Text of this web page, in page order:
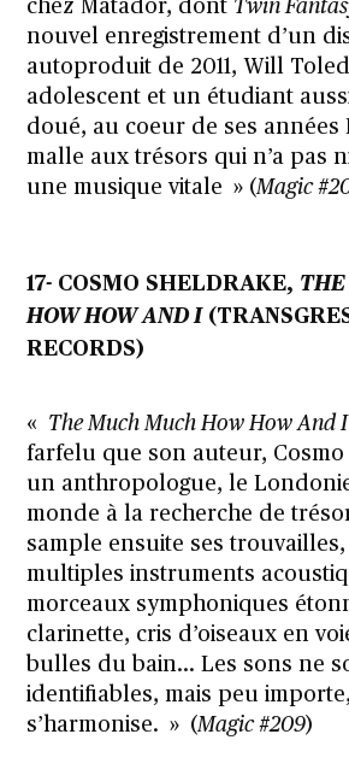
chez Matador, dont Twin
nouvel enregistrement d’un
autoproduit de 2011, Will
adolescent et un étudiant
doué, au coeur de ses années
malle aux trésors qui n’a pas
une musique vitale » (Magic
17- COSMO SHELDRAKE, THE
HOW HOW AND I
RECORDS)
« The Much Much How How And I
farfelu que son auteur,
un anthropologue, le
monde à la recherche de
sample ensuite ses
multiples instruments
morceaux symphoniques
clarinette, cris d’oiseaux en
bulles du bain… Les sons ne
identifiables, mais peu
s’harmonise. » (Magic #209)